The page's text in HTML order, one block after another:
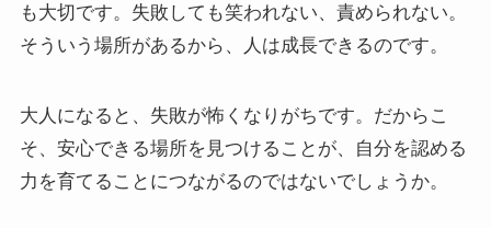
も大切です。失敗しても笑われない、責められない。
そういう場所があるから、人は成長できるのです。
大人になると、失敗が怖くなりがちです。だからこ
そ、安心できる場所を見つけることが、自分を認める
力を育てることにつながるのではないでしょうか。